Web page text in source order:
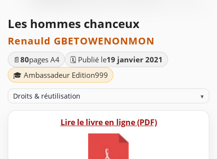
Les hommes chanceux
Renauld GBETOWENONMON
📄 80pages A4 🗓️ Publié le19 janvier 2021
🎓 Ambassadeur Edition999
Droits & réutilisation ▾
Lire le livre en ligne (PDF)